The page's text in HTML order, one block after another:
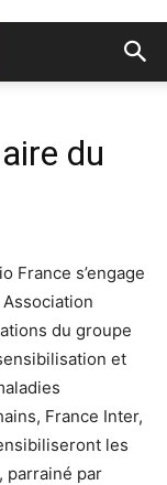
du
France s’engage
Association
du groupe
et
France Inter,
les
parrainé par